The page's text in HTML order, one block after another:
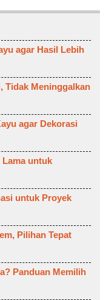
agar Hasil Lebih
Tidak Meninggalkan
agar Dekorasi
Lama untuk
untuk Proyek
Pilihan Tepat
Panduan Memilih